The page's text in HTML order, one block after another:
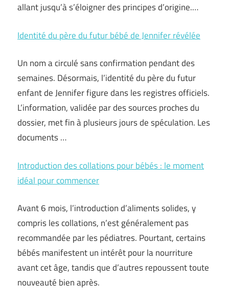
allant jusqu’à s’éloigner des principes d’origine.…
Identité du père du futur bébé de Jennifer révélée
Un nom a circulé sans confirmation pendant des
semaines. Désormais, l’identité du père du futur
enfant de Jennifer figure dans les registres officiels.
L’information, validée par des sources proches du
dossier, met fin à plusieurs jours de spéculation. Les
documents …
Introduction des collations pour bébés : le moment
idéal pour commencer
Avant 6 mois, l’introduction d’aliments solides, y
compris les collations, n’est généralement pas
recommandée par les pédiatres. Pourtant, certains
bébés manifestent un intérêt pour la nourriture
avant cet âge, tandis que d’autres repoussent toute
nouveauté bien après.